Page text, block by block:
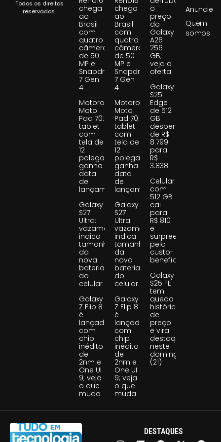
Todos os direitos
reservados.
chega
ao
Brasil
com
quatro
câmeras
de 50
MP e
Snapdragon
7 Gen
4
Motorola
Moto
Pad 70:
tablet
com
tela de
12
polegadas
ganha
data
de
lançamento
Galaxy
S27
Ultra:
vazamento
indica
tamanho
da
nova
bateria
do
celular
Galaxy
Z Flip 8
é
lançado
com
chip
inédito
de
2nm e
One UI
9; veja
o que
muda
chega
ao
Brasil
com
quatro
câmeras
de 50
MP e
Snapdragon
7 Gen
4
Motorola
Moto
Pad 70:
tablet
com
tela de
12
polegadas
ganha
data
de
lançamento
Galaxy
S27
Ultra:
vazamento
indica
tamanho
da
nova
bateria
do
celular
Galaxy
Z Flip 8
é
lançado
com
chip
inédito
de
2nm e
One UI
9; veja
o que
muda
o
preço
do
Galaxy
A26
256
GB;
veja a
oferta
Galaxy
S25
Edge
de 512
GB
despenca
de R$
8.799
para
R$
3.838
Celular
com
512 GB
cai
para
R$ 810
e
surpreende
pelo
custo-
benefício
Galaxy
S25 FE
tem
queda
histórica
de
preço
e vira
destaque
neste
domingo
(21)
Anuncie
Quem
somos
DESTAQUES